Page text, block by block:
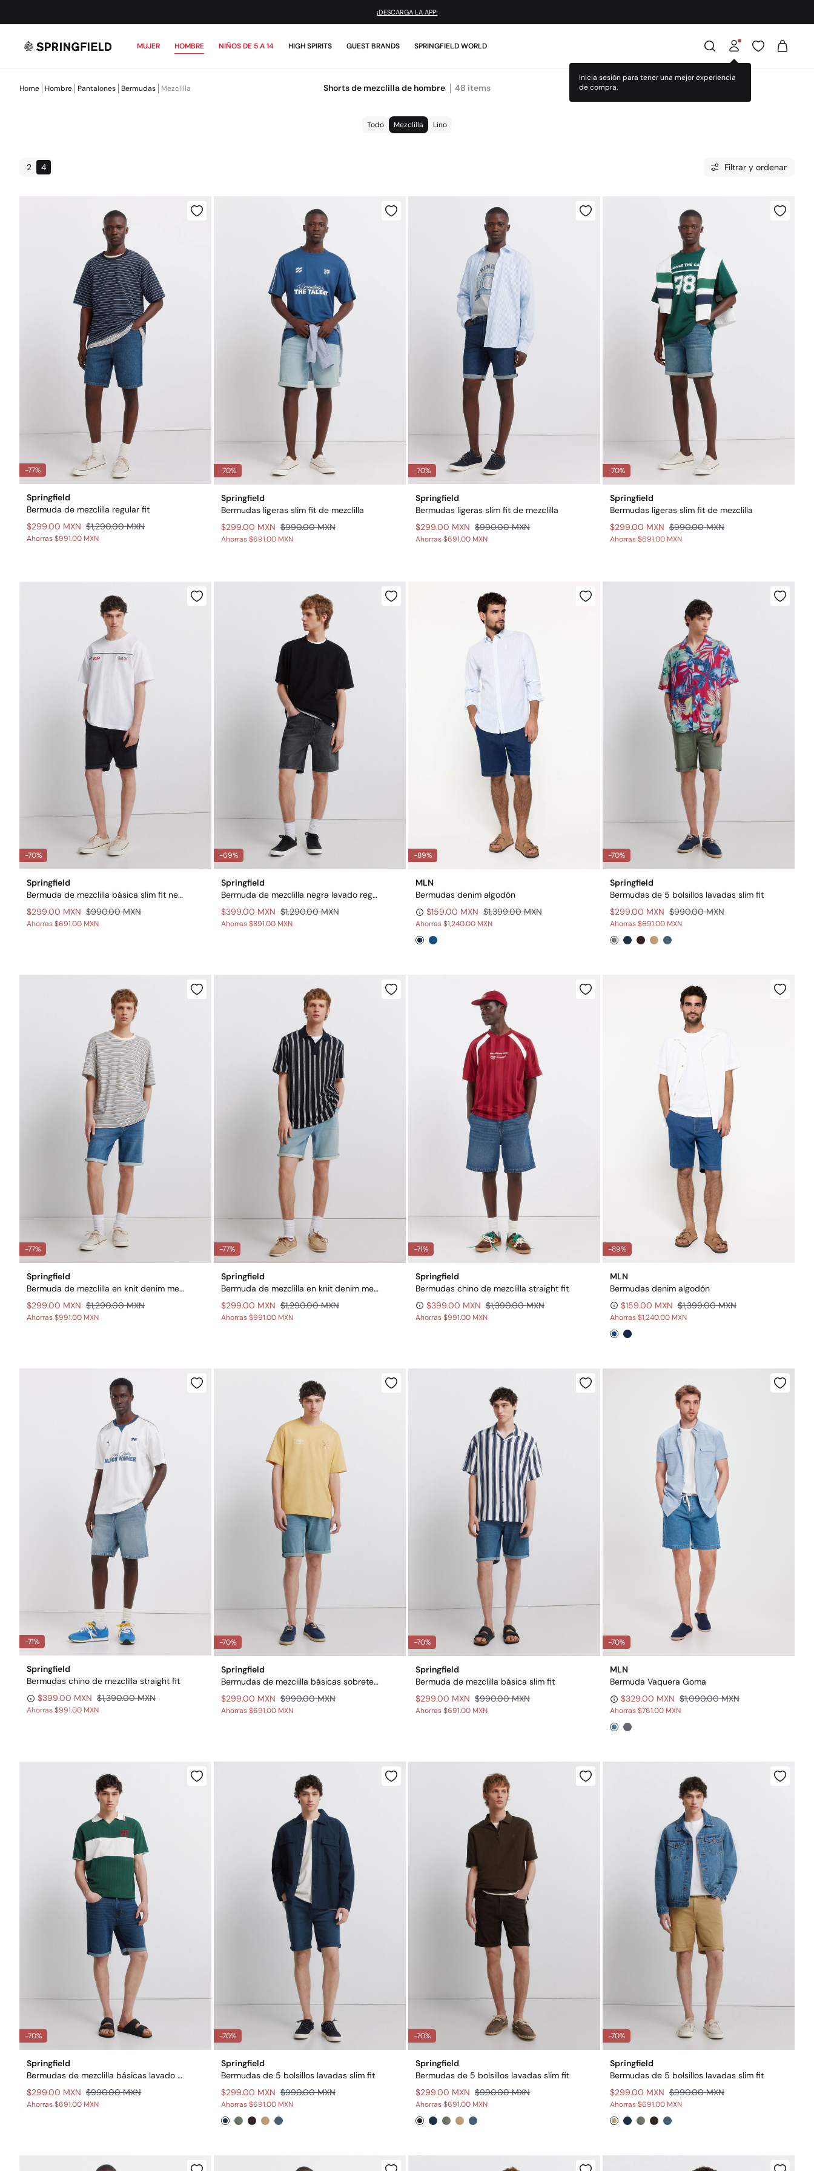
¡DESCARGA LA APP!
MUJER HOMBRE NIÑOS DE 5 A 14 HIGH SPIRITS GUEST BRANDS SPRINGFIELD WORLD
Home Hombre Pantalones Bermudas Mezclilla Shorts de mezclilla de hombre 48 items
Todo Mezclilla Lino
2 4 Filtrar y ordenar
-77%
Springfield
Bermuda de mezclilla regular fit
$299.00 MXN $1,290.00 MXN
Ahorras$991.00 MXN
-70%
Springfield
Bermudas ligeras slim fit de mezclilla
$299.00 MXN $990.00 MXN
Ahorras$691.00 MXN
-70%
Springfield
Bermudas ligeras slim fit de mezclilla
$299.00 MXN $990.00 MXN
Ahorras$691.00 MXN
-70%
Springfield
Bermudas ligeras slim fit de mezclilla
$299.00 MXN $990.00 MXN
Ahorras$691.00 MXN
-70%
Springfield
Bermuda de mezclilla básica slim fit negra
$299.00 MXN $990.00 MXN
Ahorras$691.00 MXN
-69%
Springfield
Bermuda de mezclilla negra lavado regular fit
$399.00 MXN $1,290.00 MXN
Ahorras$891.00 MXN
-89%
MLN
Bermudas denim algodón
$159.00 MXN $1,399.00 MXN
Ahorras$1,240.00 MXN
-70%
Springfield
Bermudas de 5 bolsillos lavadas slim fit
$299.00 MXN $990.00 MXN
Ahorras$691.00 MXN
-77%
Springfield
Bermuda de mezclilla en knit denim medio
$299.00 MXN $1,290.00 MXN
Ahorras$991.00 MXN
-77%
Springfield
Bermuda de mezclilla en knit denim medio claro
$299.00 MXN $1,290.00 MXN
Ahorras$991.00 MXN
-71%
Springfield
Bermudas chino de mezclilla straight fit
$399.00 MXN $1,390.00 MXN
Ahorras$991.00 MXN
-89%
MLN
Bermudas denim algodón
$159.00 MXN $1,399.00 MXN
Ahorras$1,240.00 MXN
-71%
Springfield
Bermudas chino de mezclilla straight fit
$399.00 MXN $1,390.00 MXN
Ahorras$991.00 MXN
-70%
Springfield
Bermudas de mezclilla básicas sobreteñidas slim fit
$299.00 MXN $990.00 MXN
Ahorras$691.00 MXN
-70%
Springfield
Bermuda de mezclilla básica slim fit
$299.00 MXN $990.00 MXN
Ahorras$691.00 MXN
-70%
MLN
Bermuda Vaquera Goma
$329.00 MXN $1,090.00 MXN
Ahorras$761.00 MXN
-70%
Springfield
Bermudas de mezclilla básicas lavado oscuro slim fit
$299.00 MXN $990.00 MXN
Ahorras$691.00 MXN
-70%
Springfield
Bermudas de 5 bolsillos lavadas slim fit
$299.00 MXN $990.00 MXN
Ahorras$691.00 MXN
-70%
Springfield
Bermudas de 5 bolsillos lavadas slim fit
$299.00 MXN $990.00 MXN
Ahorras$691.00 MXN
-70%
Springfield
Bermudas de 5 bolsillos lavadas slim fit
$299.00 MXN $990.00 MXN
Ahorras$691.00 MXN